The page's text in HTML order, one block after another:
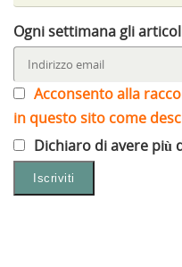
Ogni settimana gli
Acconsento alla
in questo sito come
Dichiaro di avere più